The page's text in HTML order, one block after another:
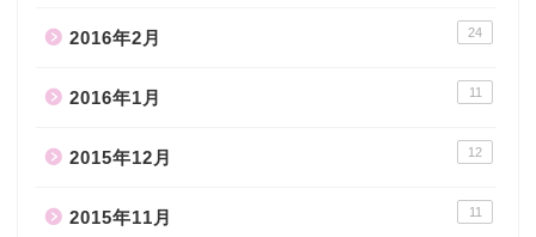
2016年2月 24
2016年1月 11
2015年12月 12
2015年11月 11